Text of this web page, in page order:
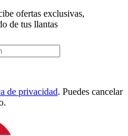
ofertas exclusivas,
de tus llantas
de privacidad. Puedes cancelar